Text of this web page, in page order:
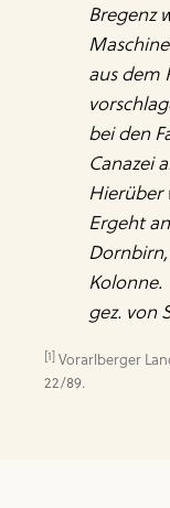
Bregenz
aus dem
bei den
Canazei
Hierüber
Ergeht
Kolonne.
gez. von
[1] Vorarlberger
22/89.